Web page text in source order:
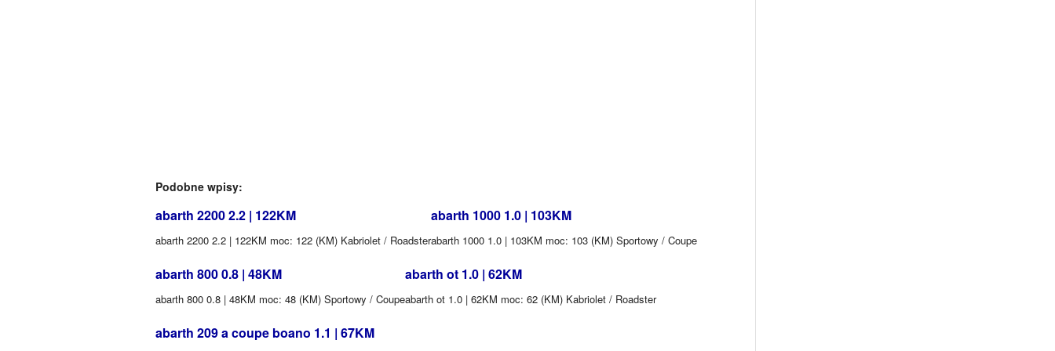
Podobne wpisy:
abarth 2200 2.2 | 122KM
abarth 2200 2.2 | 122KM moc: 122 (KM) Kabriolet / Roadster
abarth 1000 1.0 | 103KM
abarth 1000 1.0 | 103KM moc: 103 (KM) Sportowy / Coupe
abarth 800 0.8 | 48KM
abarth 800 0.8 | 48KM moc: 48 (KM) Sportowy / Coupe
abarth ot 1.0 | 62KM
abarth ot 1.0 | 62KM moc: 62 (KM) Kabriolet / Roadster
abarth 209 a coupe boano 1.1 | 67KM